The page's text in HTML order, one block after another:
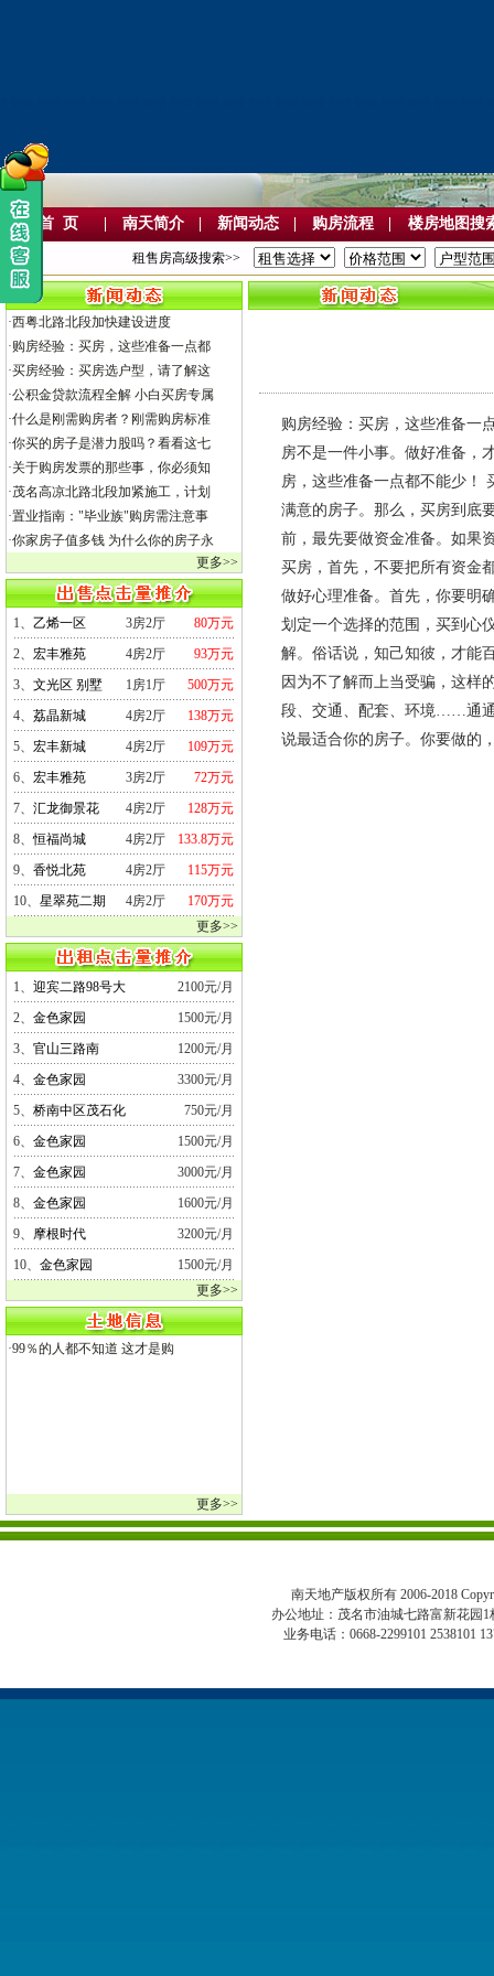
首 页 南天简介 新闻动态 购房流程 楼房地图搜
租售房高级搜索>>
·西粤北路北段加快建设进度
·购房经验：买房，这些准备一点都
·买房经验：买房选户型，请了解这
·公积金贷款流程全解 小白买房专属
·什么是刚需购房者？刚需购房标准
·你买的房子是潜力股吗？看看这七
·关于购房发票的那些事，你必须知
·茂名高凉北路北段加紧施工，计划
·置业指南："毕业族"购房需注意事
·你家房子值多钱 为什么你的房子永
更多>>
1、乙烯一区 3房2厅
80万元
2、宏丰雅苑 4房2厅
93万元
3、文光区 别墅 1房1厅
500万元
4、荔晶新城 4房2厅
138万元
5、宏丰新城 4房2厅
109万元
6、宏丰雅苑 3房2厅
72万元
7、汇龙御景花 4房2厅
128万元
8、恒福尚城 4房2厅
133.8万元
9、香悦北苑 4房2厅
115万元
10、星翠苑二期 4房2厅
170万元
更多>>
1、迎宾二路98号大
2100元/月
2、金色家园
1500元/月
3、官山三路南
1200元/月
4、金色家园
3300元/月
5、桥南中区茂石化
750元/月
6、金色家园
1500元/月
7、金色家园
3000元/月
8、金色家园
1600元/月
9、 摩根时代
3200元/月
10、金色家园
1500元/月
更多>>
·99％的人都不知道 这才是购
更多>>
购房经验：买房，这些准备一
房不是一件小事。做好准备，
房，这些准备一点都不能少！
满意的房子。那么，买房到底
前，最先要做资金准备。如果
买房，首先，不要把所有资金
做好心理准备。首先，你要明
划定一个选择的范围，买到心
解。俗话说，知己知彼，才能
因为不了解而上当受骗，这样
段、交通、配套、环境……通
说最适合你的房子。你要做的
南天地产版权所有 2006-2018
办公地址：茂名市油城七路富新花园
业务电话：0668-2299101 2538101